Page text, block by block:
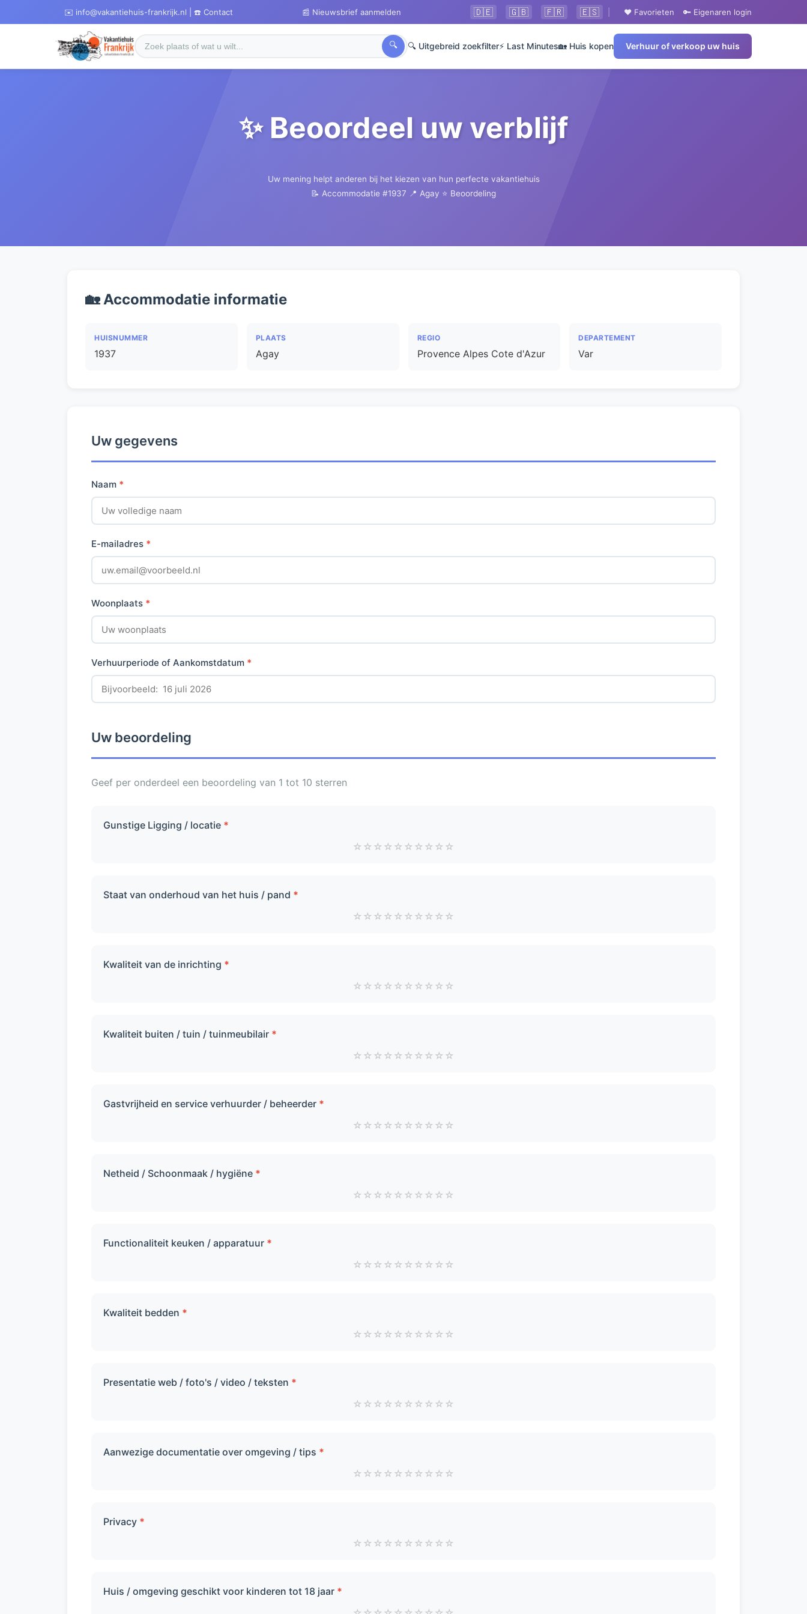
✉️ info@vakantiehuis-frankrijk.nl | ☎️ Contact 📰 Nieuwsbrief aanmelden 🇩🇪 🇬🇧 🇫🇷 🇪🇸 ❤️ Favorieten 🔑 Eigenaren login
🔍 🔍 Uitgebreid zoekfilter⚡ Last Minutes🏡 Huis kopen Verhuur of verkoop uw huis
✨ Beoordeel uw verblijf
Uw mening helpt anderen bij het kiezen van hun perfecte vakantiehuis
📝 Accommodatie #1937 📍 Agay ⭐ Beoordeling
🏡 Accommodatie informatie
HUISNUMMER
1937
PLAATS
Agay
REGIO
Provence Alpes Cote d'Azur
DEPARTEMENT
Var
Uw gegevens
Naam *
E-mailadres *
Woonplaats *
Verhuurperiode of Aankomstdatum *
Uw beoordeling
Geef per onderdeel een beoordeling van 1 tot 10 sterren
Gunstige Ligging / locatie *
☆ ☆ ☆ ☆ ☆ ☆ ☆ ☆ ☆ ☆
Staat van onderhoud van het huis / pand *
☆ ☆ ☆ ☆ ☆ ☆ ☆ ☆ ☆ ☆
Kwaliteit van de inrichting *
☆ ☆ ☆ ☆ ☆ ☆ ☆ ☆ ☆ ☆
Kwaliteit buiten / tuin / tuinmeubilair *
☆ ☆ ☆ ☆ ☆ ☆ ☆ ☆ ☆ ☆
Gastvrijheid en service verhuurder / beheerder *
☆ ☆ ☆ ☆ ☆ ☆ ☆ ☆ ☆ ☆
Netheid / Schoonmaak / hygiëne *
☆ ☆ ☆ ☆ ☆ ☆ ☆ ☆ ☆ ☆
Functionaliteit keuken / apparatuur *
☆ ☆ ☆ ☆ ☆ ☆ ☆ ☆ ☆ ☆
Kwaliteit bedden *
☆ ☆ ☆ ☆ ☆ ☆ ☆ ☆ ☆ ☆
Presentatie web / foto's / video / teksten *
☆ ☆ ☆ ☆ ☆ ☆ ☆ ☆ ☆ ☆
Aanwezige documentatie over omgeving / tips *
☆ ☆ ☆ ☆ ☆ ☆ ☆ ☆ ☆ ☆
Privacy *
☆ ☆ ☆ ☆ ☆ ☆ ☆ ☆ ☆ ☆
Huis / omgeving geschikt voor kinderen tot 18 jaar *